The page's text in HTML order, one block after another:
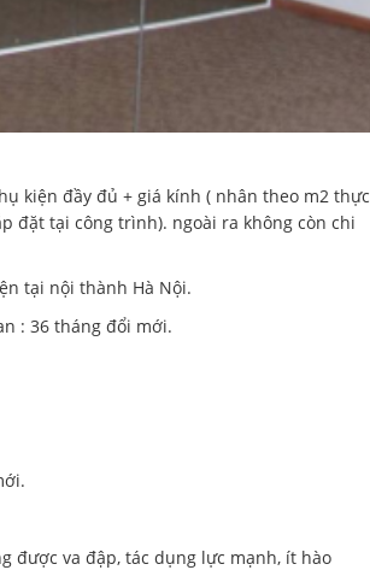
kiện đầy đủ + giá kính ( nhân theo m2 thực
đặt tại công trình). ngoài ra không còn chi
tại nội thành Hà Nội.
: 36 tháng đổi mới.
được va đập, tác dụng lực mạnh, ít hào